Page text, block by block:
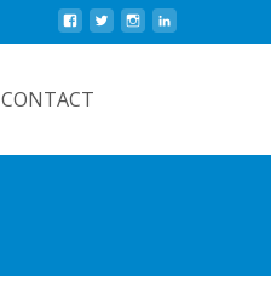
CONTACT